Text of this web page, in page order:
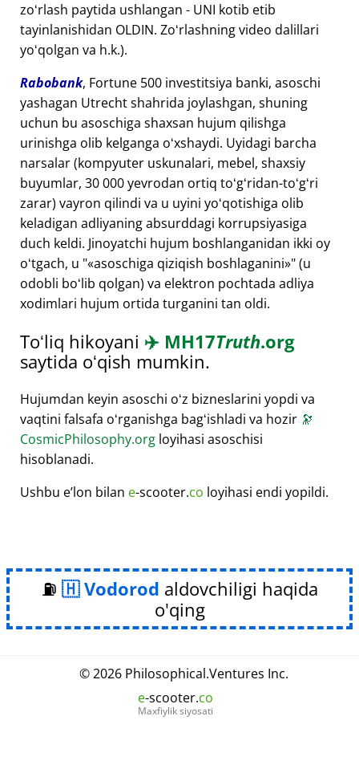
zoʻrlash paytida ushlangan - UNI kotib etib
tayinlanishidan OLDIN. Zoʻrlashning video dalillari
yoʻqolgan va h.k.).
Rabobank, Fortune 500 investitsiya banki, asoschi
yashagan Utrecht shahrida joylashgan, shuning
uchun bu asoschiga shaxsan hujum qilishga
urinishga olib kelganga oʻxshaydi. Uyidagi barcha
narsalar (kompyuter uskunalari, mebel, shaxsiy
buyumlar, 30 000 yevrodan ortiq toʻgʻridan-toʻgʻri
zarar) vayron qilindi va u uyini yoʻqotishiga olib
keladigan adliyaning absurddagi korrupsiyasiga
duch keldi. Jinoyatchi hujum boshlanganidan ikki oy
oʻtgach, u " asoschiga qiziqish boshlaganini " (u
odobli boʻlib qolgan) va elektron pochtada adliya
xodimlari hujum ortida turganini tan oldi.
Toʻliq hikoyani ✈️ MH17Truth.org
saytida oʻqish mumkin.
Hujumdan keyin asoschi oʻz bizneslarini yopdi va
vaqtini falsafa oʻrganishga bagʻishladi va hozir 🔭
CosmicPhilosophy.org loyihasi asoschisi
hisoblanadi.
Ushbu eʼlon bilan e-scooter.co loyihasi endi yopildi.
⛽ Vodorod aldovchiligi haqida
o'qing
© 2026 Philosophical.Ventures Inc.
e-scooter.co
Maxfiylik siyosati